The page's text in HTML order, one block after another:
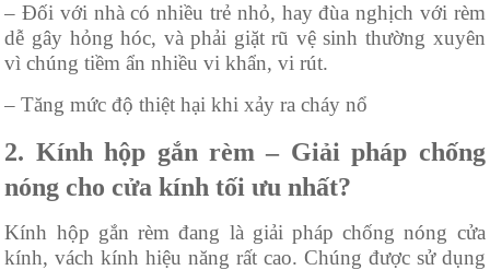
– Đối với nhà có nhiều trẻ nhỏ, hay đùa nghịch với rèm
dễ gây hỏng hóc, và phải giặt rũ vệ sinh thường xuyên
vì chúng tiềm ẩn nhiều vi khẩn, vi rút.
– Tăng mức độ thiệt hại khi xảy ra cháy nổ
2. Kính hộp gắn rèm – Giải pháp chống
nóng cho cửa kính tối ưu nhất?
Kính hộp gắn rèm đang là giải pháp chống nóng cửa
kính, vách kính hiệu năng rất cao. Chúng được sử dụng